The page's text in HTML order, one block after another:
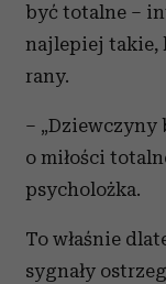
być totalne –
najlepiej takie,
rany.
– „Dziewczyny
o miłości
psycholożka.
To właśnie
sygnały